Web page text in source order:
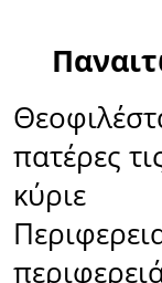
πατέρες
κύριε